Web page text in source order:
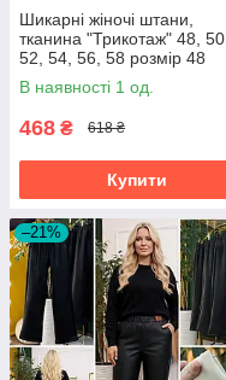
Шикарні жіночі штани,
тканина "Трикотаж" 48, 50,
52, 54, 56, 58 розмір 48
В наявності 1 од.
468 ₴ 618 ₴
Купити
–21%